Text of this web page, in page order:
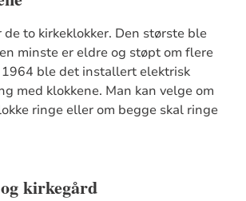
to kirkeklokker. Den største ble
minste er eldre og støpt om flere
1964 ble det installert elektrisk
med klokkene. Man kan velge om
ringe eller om begge skal ringe
kirkegård